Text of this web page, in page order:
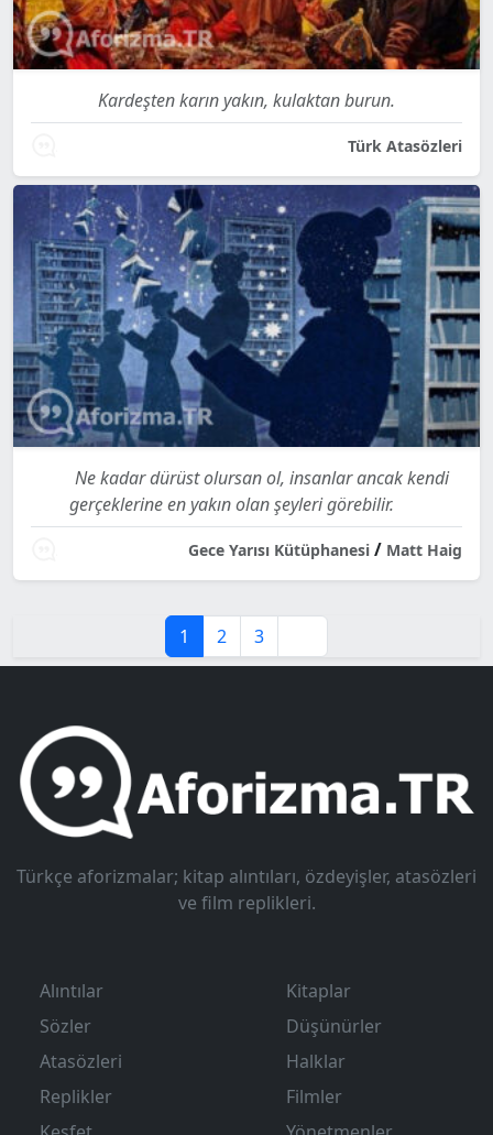
Kardeşten karın yakın, kulaktan burun.
Türk Atasözleri
Ne kadar dürüst olursan ol, insanlar ancak kendi
gerçeklerine en yakın olan şeyleri görebilir.
Gece Yarısı Kütüphanesi / Matt Haig
1 2 3
Türkçe aforizmalar; kitap alıntıları, özdeyişler, atasözleri
ve film replikleri.
Alıntılar
Sözler
Atasözleri
Replikler
Kitaplar
Düşünürler
Halklar
Filmler